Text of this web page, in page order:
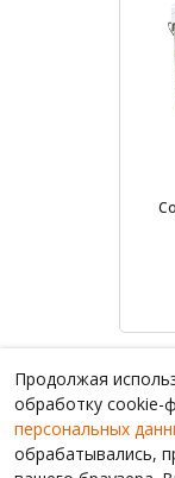
Продолжая
обработку cookie-
персональных
обрабатывались,